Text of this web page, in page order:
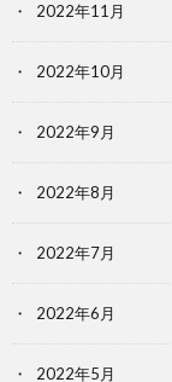
2022年11月
2022年10月
2022年9月
2022年8月
2022年7月
2022年6月
2022年5月